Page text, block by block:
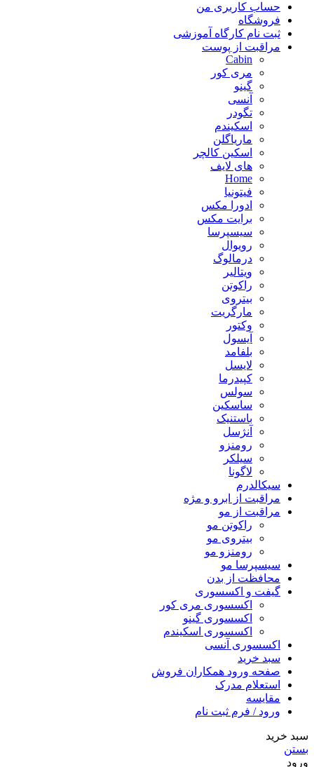
حساب کاربری من
فروشگاه
ثبت نام کارگاه آموزشی
مراقبت از پوست
Cabin
مری کور
گینو
آنسی
تگودر
اسکیندم
ماریاگلن
اسکین کالچر
های لایف
Home
فیتونیا
ادورا مکس
برایت مکس
سیسپرسا
رویوال
درمالوگ
ویتالیر
راکوتن
بیتروی
مارگریت
وکتور
آیسول
بلفامد
لایسل
کپیدرما
سولس
ساسکین
باستنیک
آنژسل
رومنزو
سیلکر
لاگونا
سیکالدرم
مراقبت از ابرو و مژه
مراقبت از مو
راکوتن مو
بیتروی مو
رومنزو مو
سیسپرسا مو
محافظت از بدن
گیفت و اکسسوری
اکسسوری مری کور
اکسسوری گینو
اکسسوری اسکیندم
اکسسوری آنسی
سبد خرید
صفحه ورود همکاران فروش
استعلام مدرک
مقایسه
ورود / فرم ثبت نام
سبد خرید
بستن
ورود